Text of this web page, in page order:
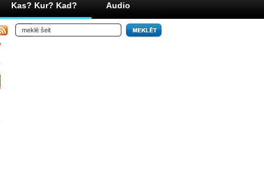
Kas? Kur? Kad? Audio